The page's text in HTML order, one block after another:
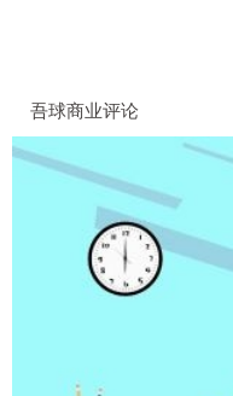
吾球商业评论